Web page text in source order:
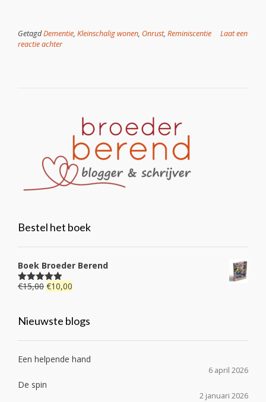
GetagdDementie, Kleinschalig wonen, Onrust, Reminiscentie
Laat een
reactie achter
Bestel het boek
Boek Broeder Berend
Gewaardeerd
€15,00 Oorspronkelijke
€15,00.
€10,00
€10,00.
Nieuwste blogs
Een helpende hand
6 april 2026
De spin
2 januari 2026